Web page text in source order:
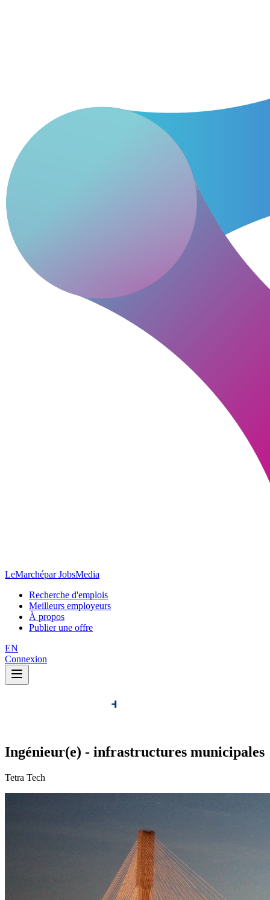
LeMarchépar JobsMedia
Recherche d'emplois
Meilleurs employeurs
À propos
Publier une offre
EN
Connexion
Ingénieur(e) - infrastructures municipales
Tetra Tech